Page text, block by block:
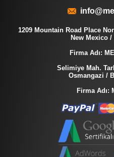
1209 Mountain Road Place
New Mexico
Firma Adı:
Selimiye Mah.
Osmangazi /
Firma Adı: